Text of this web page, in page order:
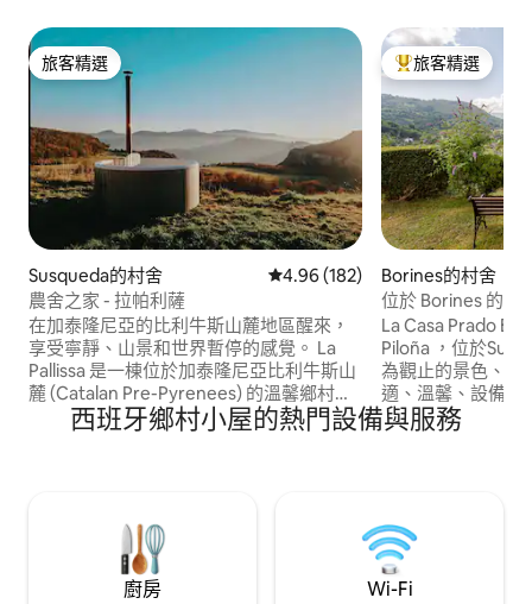
旅客精選
旅客精選
Susqueda的村舍 從 182 則評價中獲得 4.96 的平均
4.96 (182)
農舍之家 - 拉帕利薩
在加泰隆尼亞的比利牛斯山麓地區醒來，
享受寧靜、山景和世界暫停的感覺。 La
Pallissa 是一棟位於加泰隆尼亞比利牛斯山
麓 (Catalan Pre-Pyrenees) 的溫馨鄉村小
屋，專為想遠離噪音、重新找回真正重要
事物的人而設計。 非常適合情侶、家庭或
(Susqueda) 附近難忘的日落中緩緩流逝。
旅客精選榜首
旅客精選
Borines的村舍
位於 Borines 的鄉
山腳下，可欣賞美
La Casa Prado El
Piloña ，位於
為觀止的景色、純
適、溫馨、設備精
它有一個大型圍欄
日光浴躺椅、門
自然的完美地點！
西班牙鄉村小屋的熱門設備與服務
廚房 Wi-Fi